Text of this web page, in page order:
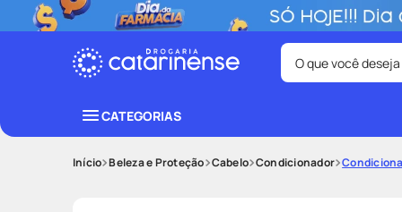
O que você deseja
3º fralda
CATEGORIAS
Beleza e Proteção Cabelo Condicionador